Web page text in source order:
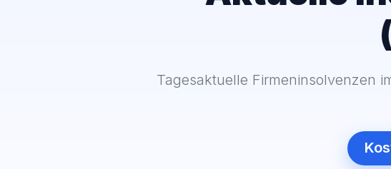
Tagesaktuelle Firmeninsolvenzen